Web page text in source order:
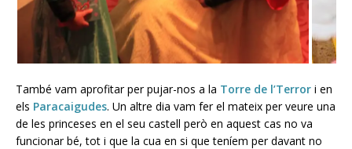
També vam aprofitar per pujar-nos a la Torre de l’Terror i en
els Paracaigudes. Un altre dia vam fer el mateix per veure una
de les princeses en el seu castell però en aquest cas no va
funcionar bé, tot i que la cua en si que teníem per davant no